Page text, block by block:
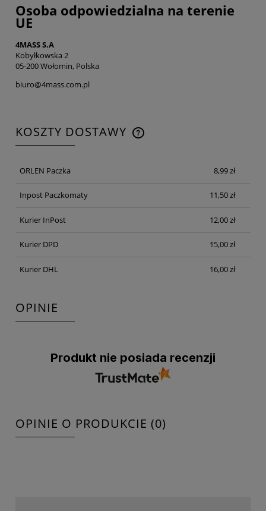
Osoba odpowiedzialna na terenie
UE
4MASS S.A
Kobyłkowska 2
05-200 Wołomin, Polska
biuro@4mass.com.pl
KOSZTY DOSTAWY
CENA NIE ZAWIERA EWENTUALNYCH KOSZTÓW
ORLEN Paczka
8,99 zł
Inpost Paczkomaty 11,50 zł
Kurier InPost 12,00 zł
Kurier DPD 15,00 zł
Kurier DHL 16,00 zł
OPINIE
Produkt nie posiada recenzji
OPINIE O PRODUKCIE (0)